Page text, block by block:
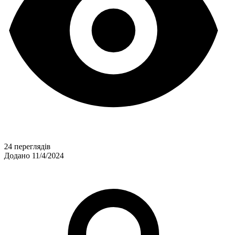
24 переглядів
Додано 11/4/2024